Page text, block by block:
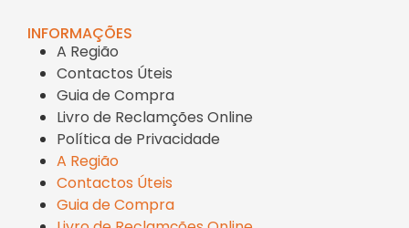
INFORMAÇÕES
A Região
Contactos Úteis
Guia de Compra
Livro de Reclamções Online
Política de Privacidade
A Região
Contactos Úteis
Guia de Compra